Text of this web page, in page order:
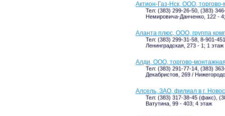
Актион-Газ-Нск, ООО,
Тел: (383) 299-26-50, (383)
Немировича-Данченко, 122 -
Аланта плюс, ООО, группа
Тел: (383) 299-31-58, 8-901-
Ленинградская, 273 - 1; 1 этаж
Алди, ООО, торгово-
Тел: (383) 291-77-14, (383)
Декабристов, 269 /
Алсель, ЗАО, филиал в г.
Тел: (383) 317-38-45 (факс),
Ватутина, 99 - 403; 4 этаж